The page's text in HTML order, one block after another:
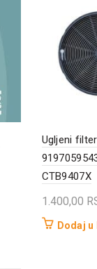
Ugljeni
CTB9407X
1.400,00
Dodaj u